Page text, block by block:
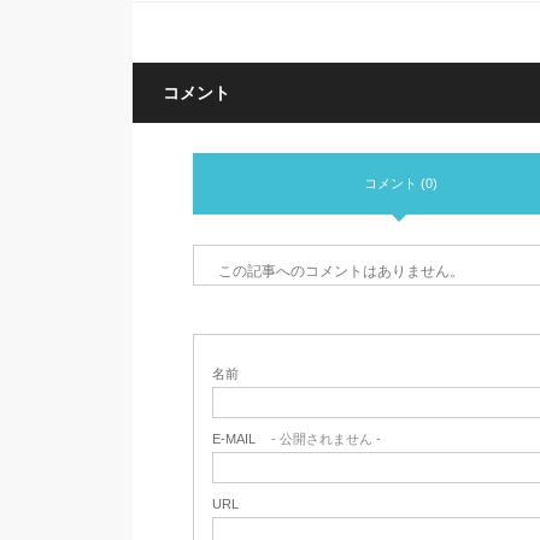
コメント
コメント (0)
この記事へのコメントはありません。
名前
E-MAIL - 公開されません -
URL